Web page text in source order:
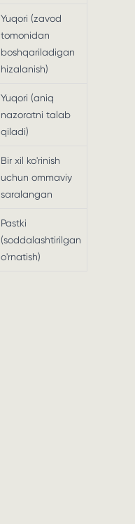
Yuqori (zavod
tomonidan
boshqariladigan
hizalanish)
Yuqori (aniq
nazoratni talab
qiladi)
Bir xil ko'rinish
uchun ommaviy
saralangan
Pastki
(soddalashtirilgan
o'rnatish)